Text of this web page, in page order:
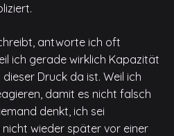
antworte ich oft
ich gerade wirklich Kapazität
Druck da ist. Weil ich
damit es nicht falsch
denkt, ich sei
wieder später vor einer